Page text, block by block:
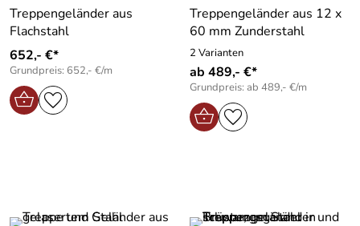
Treppengeländer aus
Flachstahl
652,- €*
Grundpreis: 652,- €/m
Treppengeländer aus 12 x
60 mm Zunderstahl
2 Varianten
ab 489,- €*
Grundpreis: ab 489,- €/m